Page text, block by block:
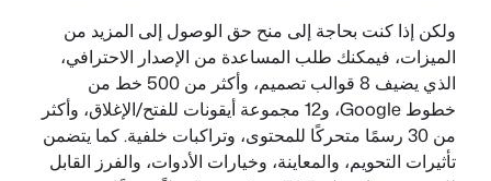
ولكن إذا كنت بحاجة إلى منح حق الوصول إلى المزيد من
الميزات، فيمكنك طلب المساعدة من الإصدار الاحترافي،
الذي يضيف 8 قوالب تصميم، وأكثر من 500 خط من
خطوط Google، و12 مجموعة أيقونات للفتح/الإغلاق، وأكثر
من 30 رسمًا متحركًا للمحتوى، وتراكبات خلفية. كما يتضمن
تأثيرات التحويم، والمعاينة، وخيارات الأدوات، والفرز القابل